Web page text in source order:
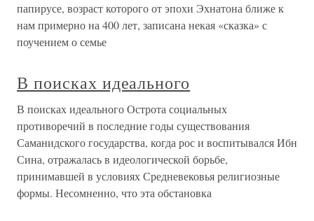
папирусе, возраст которого от эпохи Эхнатона ближе к
нам примерно на 400 лет, записана некая «сказка» с
поучением о семье
В поисках идеального
В поисках идеального Острота социальных
противоречий в последние годы существования
Саманидского государства, когда рос и воспитывался Ибн
Сина, отражалась в идеологической борьбе,
принимавшей в условиях Средневековья религиозные
формы. Несомненно, что эта обстановка